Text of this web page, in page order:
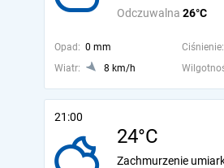
Odczuwalna 26°C
Opad: 0 mm Ciśnienie:
Wiatr:
8 km/h
21:00
24°C
Zachmurzenie